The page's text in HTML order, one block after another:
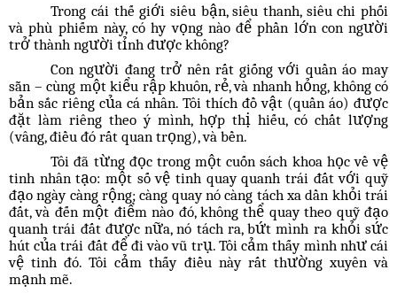
Trong cái thế giới siêu bận, siêu thanh, siêu chi phối
và phù phiếm này, có hy vọng nào để phần lớn con người
trở thành người tỉnh được không?
Con người đang trở nên rất giống với quần áo may
sẵn – cùng một kiểu rập khuôn, rẻ, và nhanh hỏng, không có
bản sắc riêng của cá nhân. Tôi thích đồ vật (quần áo) được
đặt làm riêng theo ý mình, hợp thị hiếu, có chất lượng
(vâng, điều đó rất quan trọng), và bền.
Tôi đã từng đọc trong một cuốn sách khoa học về vệ
tinh nhân tạo: một số vệ tinh quay quanh trái đất với quỹ
đạo ngày càng rộng; càng quay nó càng tách xa dần khỏi trái
đất, và đến một điểm nào đó, không thể quay theo quỹ đạo
quanh trái đất được nữa, nó tách ra, bứt mình ra khỏi sức
hút của trái đất để đi vào vũ trụ. Tôi cảm thấy mình như cái
vệ tinh đó. Tôi cảm thấy điều này rất thường xuyên và
mạnh mẽ.